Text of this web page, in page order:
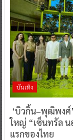
บันเทิง
‘บิวกิ้น–พุฒิพงศ์
ใหญ่ “เซ็นทรัล น
แรกของไทย